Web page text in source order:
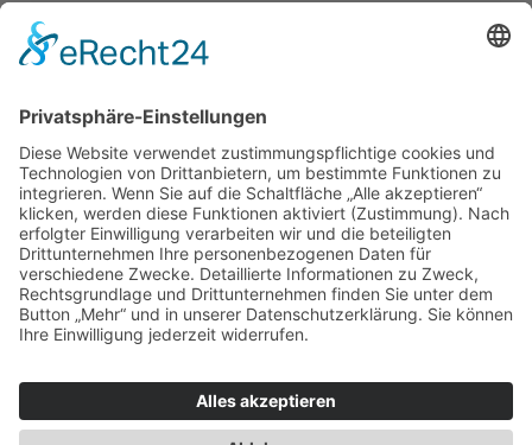
Accessoires
Kleider
Homewear
Jacken & Mäntel
Curvy
Herren
Kids
Burda Fantasy
Accessoires & Deko
NEU im Shop
SALE
Suchen
Bitte mindestens 5 Buschstaben oder Zahlen eingeben!